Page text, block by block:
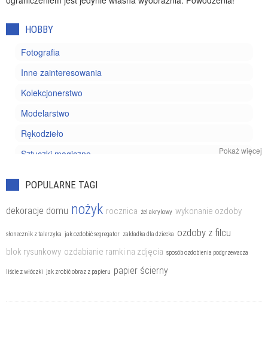
HOBBY
Fotografia
Inne zainteresowania
Kolekcjonerstwo
Modelarstwo
Rękodzieło
Sztuczki magiczne
Pokaż więcej
POPULARNE TAGI
dekoracje domu nożyk rocznica żel akrylowy wykonanie ozdoby
słonecznik z talerzyka jak ozdobić segregator zakładka dla dziecka ozdoby z filcu
blok rysunkowy ozdabianie ramki na zdjęcia sposób ozdobienia podgrzewacza
liście z włóczki jak zrobić obraz z papieru papier ścierny